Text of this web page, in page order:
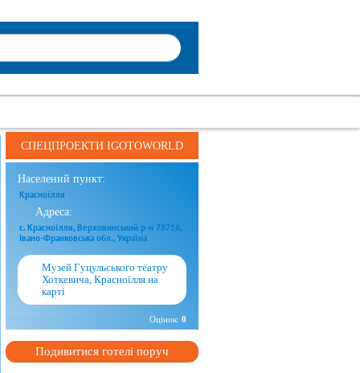
СПЕЦПРОЕКТИ IGOTOWORLD
Населений пункт:
Красноїлля
Адреса:
с. Красноїлля, Верховинський р-н 78716,
Івано-Франковська обл., Україна
Музей Гуцульського театру
Хоткевича, Красноїлля на
карті
Оцінок: 0
Подивитися готелі поруч